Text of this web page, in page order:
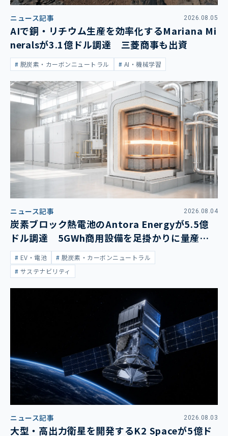
ニュース記事 2026.08.05
AIで銅・リチウム生産を効率化するMariana Mi
neralsが3.1億ドル調達 三菱商事も出資
脱炭素・カーボンニュートラル AI・機械学習
ニュース記事 2026.08.04
炭素ブロック熱電池のAntora Energyが5.5億
ドル調達 5GWh商用設備を足掛かりに量産拡
大EV・電池
脱炭素・カーボンニュートラル
サステナビリティ
ニュース記事 2026.08.03
大型・高出力衛星を開発するK2 Spaceが5億ド